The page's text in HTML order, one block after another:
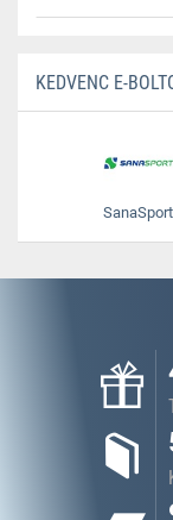
KEDVENC E-
SanaSport